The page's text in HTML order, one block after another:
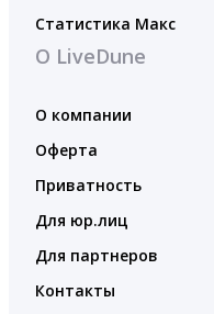
Статистика Макс
О LiveDune
О компании
Оферта
Приватность
Для юр.лиц
Для партнеров
Контакты